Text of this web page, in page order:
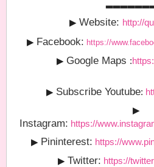
▶ Website: http://
▶ Facebook: https://
▶ Google Maps :
▶ Subscribe Youtube:
▶
Instagram: https://
▶ Pininterest: https://
▶ Twitter: https://